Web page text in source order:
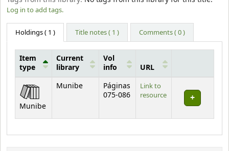
Log in to add tags.
Holdings( 1 ) Title notes ( 1 ) Comments ( 0 )
Holdings
Item
type
Current
library
Vol
info
URL
Munibe
Munibe
Páginas
075-086
Link to
resource